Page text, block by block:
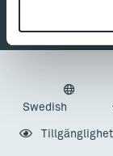
Tillgänglighet